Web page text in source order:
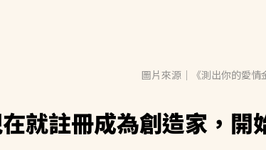
圖片來源｜《測出你的愛
就註冊成為創造家，開